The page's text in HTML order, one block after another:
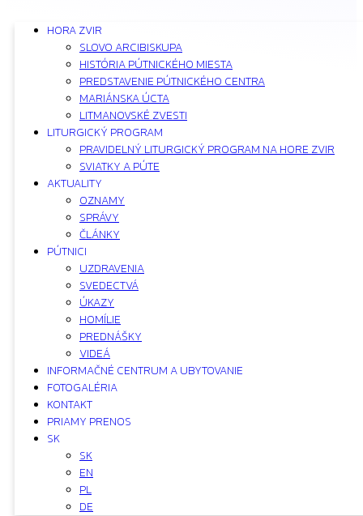
HORA ZVIR
SLOVO ARCIBISKUPA
HISTÓRIA PÚTNICKÉHO MIESTA
PREDSTAVENIE PÚTNICKÉHO CENTRA
MARIÁNSKA ÚCTA
LITMANOVSKÉ ZVESTI
LITURGICKÝ PROGRAM
PRAVIDELNÝ LITURGICKÝ PROGRAM NA HORE ZVIR
SVIATKY A PÚTE
AKTUALITY
OZNAMY
SPRÁVY
ČLÁNKY
PÚTNICI
UZDRAVENIA
SVEDECTVÁ
ÚKAZY
HOMÍLIE
PREDNÁŠKY
VIDEÁ
INFORMAČNÉ CENTRUM A UBYTOVANIE
FOTOGALÉRIA
KONTAKT
PRIAMY PRENOS
SK
SK
EN
PL
DE